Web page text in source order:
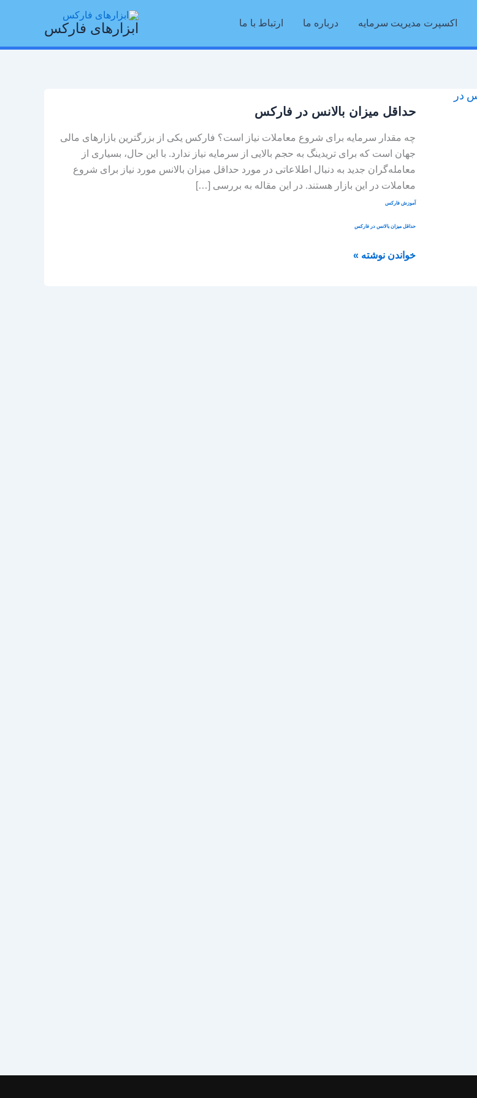
اکسپرت مدیریت سرمایه درباره ما ارتباط با ما ابزارهای فارکس
حداقل میزان بالانس در فارکس
چه مقدار سرمایه برای شروع معاملات نیاز است؟ فارکس یکی از بزرگترین بازارهای مالی
جهان است که برای تریدینگ به حجم بالایی از سرمایه نیاز ندارد. با این حال، بسیاری از
معامله‌گران جدید به دنبال اطلاعاتی در مورد حداقل میزان بالانس مورد نیاز برای شروع
معاملات در این بازار هستند. در این مقاله به بررسی […]
آموزش فارکس
حداقل میزان بالانس در فارکس
میزان
در
فارکس
خواندن نوشته »